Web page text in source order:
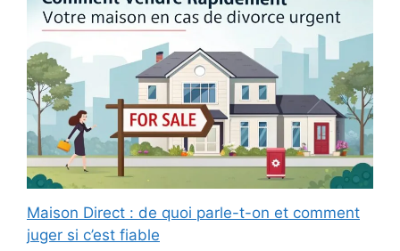
Maison Direct : de quoi parle-t-on et comment
juger si c’est fiable